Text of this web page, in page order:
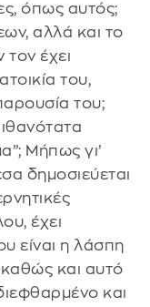
όπως αυτός;
αλλά και το
έχει
του,
του;
Μήπως γι’
δημοσιεύεται
έχει
είναι η λάσπη
και αυτό
και